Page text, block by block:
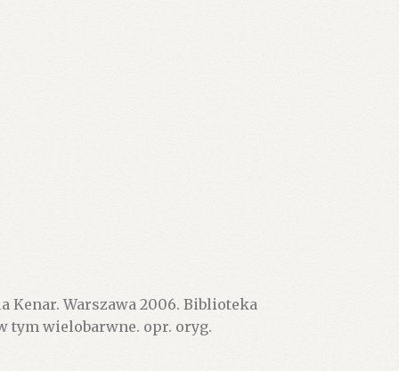
Kenar. Warszawa 2006. Biblioteka
tym wielobarwne. opr. oryg.